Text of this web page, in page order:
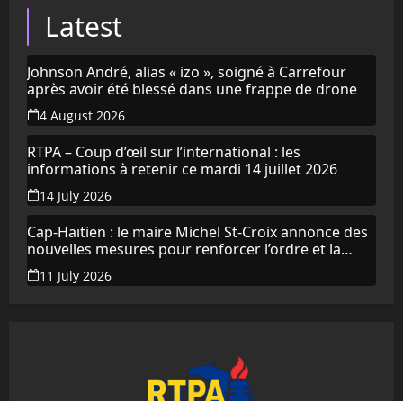
Latest
Johnson André, alias « izo », soigné à Carrefour
après avoir été blessé dans une frappe de drone
4 August 2026
RTPA – Coup d’œil sur l’international : les
informations à retenir ce mardi 14 juillet 2026
14 July 2026
Cap-Haïtien : le maire Michel St-Croix annonce des
nouvelles mesures pour renforcer l’ordre et la
propreté de la ville
11 July 2026